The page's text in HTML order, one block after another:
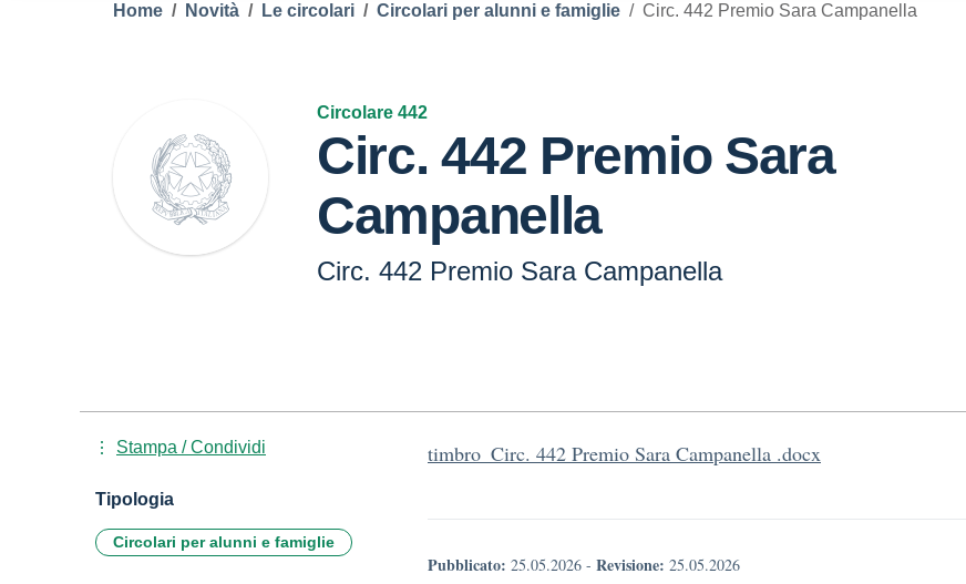
Home Novità Le circolari Circolari per alunni e famiglie Circ. 442 Premio Sara Campanella
Circolare 442
Circ. 442 Premio Sara
Campanella
Circ. 442 Premio Sara Campanella
timbro_Circ. 442 Premio Sara Campanella .docx
Pubblicato: 25.05.2026 - Revisione: 25.05.2026
Stampa / Condividi
Tipologia
Circolari per alunni e famiglie